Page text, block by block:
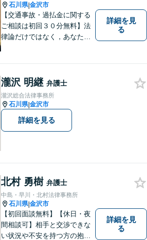
石川県|金沢市
【交通事故・過払金に関する
ご相談は初回３０分無料】法
律論だけではなく，あなたの
詳細を見
る
瀧沢 明継 弁護士
瀧沢総合法律事務所
石川県|金沢市
詳細を見る
北村 勇樹 弁護士
中島・早川・北村法律事務所
石川県|金沢市
【初回面談無料】【休日・夜
間相談可】相手と交渉できな
い状況や不安を持つ方の抱え
詳細を見
る